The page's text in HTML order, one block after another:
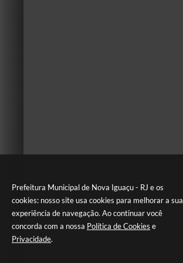
Prefeitura Municipal de Nova Iguaçu - RJ e os
cookies: nosso site usa cookies para melhorar a sua
experiência de navegação. Ao continuar você
concorda com a nossa Política de Cookies e
Privacidade.